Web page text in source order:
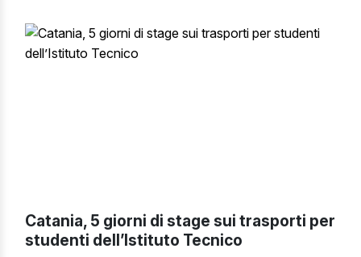
le scuole della provincia etnea la […]
Catania, 5 giorni di stage sui trasporti per
studenti dell’Istituto Tecnico